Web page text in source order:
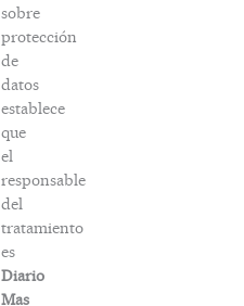
sobre
protección
de
datos
establece
que
el
responsable
del
tratamiento
es
Diario
Mas